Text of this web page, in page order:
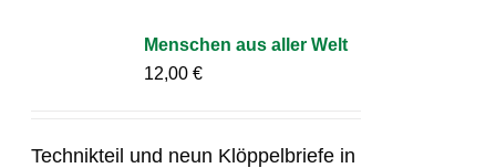
Menschen aus aller Welt
12,00€
Technikteil und neun Klöppelbriefe in